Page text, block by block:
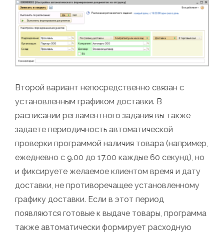
Второй вариант непосредственно связан с
установленным графиком доставки. В
расписании регламентного задания вы также
задаете периодичность автоматической
проверки программой наличия товара (например,
ежедневно с 9.00 до 17.00 каждые 60 секунд), но
и фиксируете желаемое клиентом время и дату
доставки, не противоречащее установленному
графику доставки. Если в этот период
появляются готовые к выдаче товары, программа
также автоматически формирует расходную